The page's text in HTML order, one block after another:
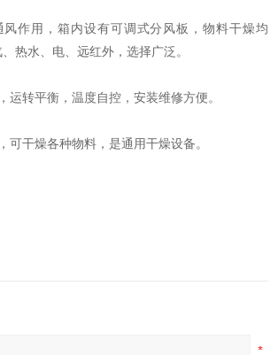
用，箱内设有可调式分风板，物料干燥均
热水、电、远红外，选择广泛。
转平衡，温度自控，安装维修方便。
干燥各种物料，是通用干燥设备。